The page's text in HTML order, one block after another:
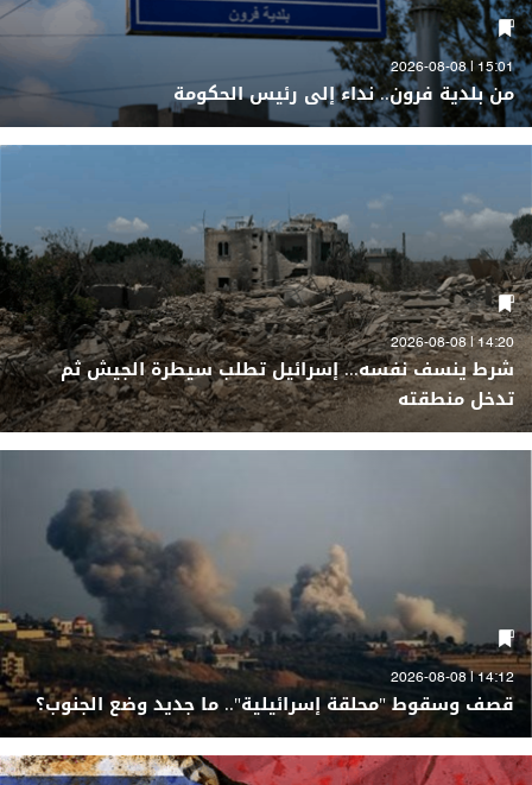
15:01 | 2026-08-08
من بلدية فرون.. نداء إلى رئيس الحكومة
14:20 | 2026-08-08
شرط ينسف نفسه... إسرائيل تطلب سيطرة الجيش ثم
تدخل منطقته
14:12 | 2026-08-08
قصف وسقوط "محلقة إسرائيلية".. ما جديد وضع الجنوب؟